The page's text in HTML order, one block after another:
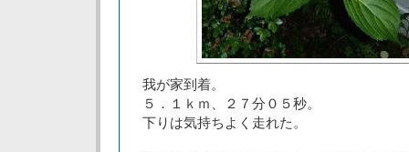
我が家到着。
５．１ｋｍ、２７分０５秒。
下りは気持ちよく走れた。